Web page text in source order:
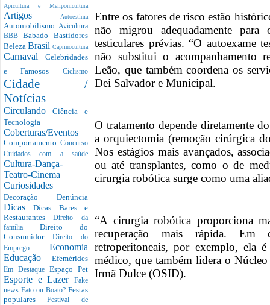
Apicultura e Meliponicultura
Artigos Autoestima
Automobilismo Avicultura
BBBBabado Bastidores
Beleza Brasil Caprinocultura
Carnaval Celebridades
e Famosos Ciclismo
Cidade /
Notícias
CirculandoCiência e
Tecnologia
Coberturas/Eventos
Comportamento Concurso
Cuidados com a saúde
Cultura-Dança-
Teatro-Cinema
Curiosidades
Decoração Denúncia
DicasDicas Bares e
RestaurantesDireito da
família Direito do
Consumidor Direito do
Emprego Economia
Educação Efemérides
Em Destaque Espaço Pet
Esporte e Lazer
Fake
news Fato ou Boato? Festas
popularesFestival de
Entre os fatores de risco estão
não migrou adequadamente
testiculares prévias. “O autoexame
não substitui o acompanhamento
Leão, que também coordena os
Dei Salvador e Municipal.
O tratamento depende diretamente
a orquiectomia (remoção cirúrgica
Nos estágios mais avançados,
ou até transplantes, como o de
cirurgia robótica surge como uma
“A cirurgia robótica proporciona
recuperação mais rápida. Em
retroperitoneais, por exemplo, ela
médico, que também lidera o
Irmã Dulce (OSID).